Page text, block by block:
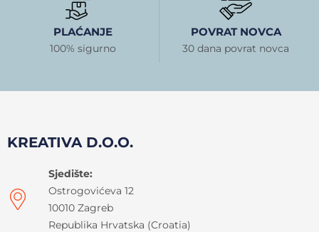
PLAĆANJE
100% sigurno
POVRAT NOVCA
30 dana povrat novca
KREATIVA D.O.O.
Sjedište:
Ostrogovićeva 12
10010 Zagreb
Republika Hrvatska (Croatia)